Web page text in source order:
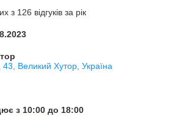
з 126 відгуків за рік
43, Великий Хутор, Україна
з 10:00 до 18:00